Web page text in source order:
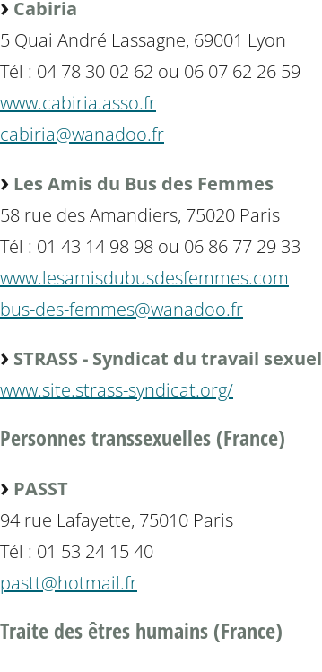
Cabiria
5 Quai André Lassagne, 69001 Lyon
Tél : 04 78 30 02 62 ou 06 07 62 26 59
www.cabiria.asso.fr
cabiria@wanadoo.fr
Les Amis du Bus des Femmes
58 rue des Amandiers, 75020 Paris
Tél : 01 43 14 98 98 ou 06 86 77 29 33
www.lesamisdubusdesfemmes.com
bus-des-femmes@wanadoo.fr
STRASS - Syndicat du travail sexuel
www.site.strass-syndicat.org/
Personnes transsexuelles (France)
PASST
94 rue Lafayette, 75010 Paris
Tél : 01 53 24 15 40
pastt@hotmail.fr
Traite des êtres humains (France)